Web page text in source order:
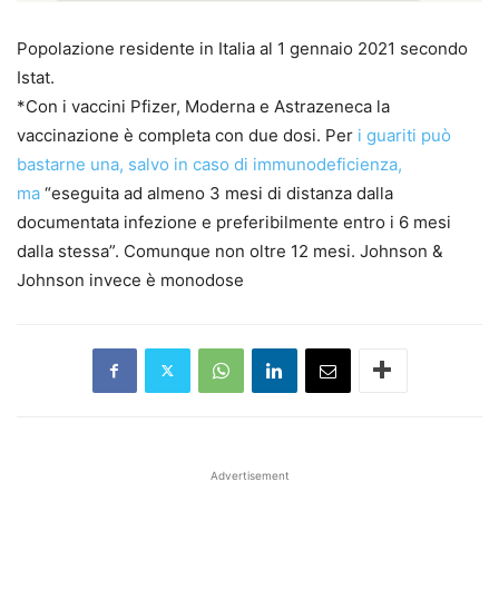
Popolazione residente in Italia al 1 gennaio 2021 secondo
Istat.
*Con i vaccini Pfizer, Moderna e Astrazeneca la
vaccinazione è completa con due dosi. Per i guariti può
bastarne una, salvo in caso di immunodeficienza,
ma “eseguita ad almeno 3 mesi di distanza dalla
documentata infezione e preferibilmente entro i 6 mesi
dalla stessa”. Comunque non oltre 12 mesi. Johnson &
Johnson invece è monodose
Advertisement